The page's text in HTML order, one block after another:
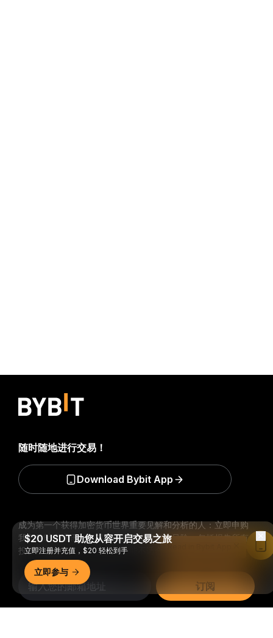
成为第一个获得加密货币世界重要见解和分析的人：立即申购
我们的时事通讯。全部形式的投资都存在风险，包括损失所有
投资金额的风险。此类活动可能不适合所有人。
订阅
随时随地进行交易！
Download Bybit App
$20 USDT 助您从容开启交易之旅
立即注册并充值，$20 轻松到手
立即参与